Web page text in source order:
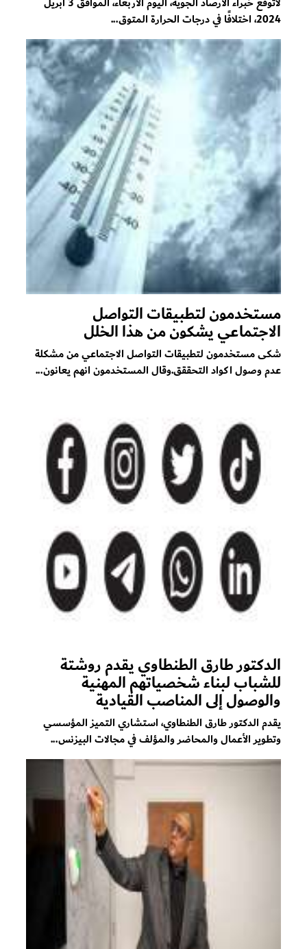
2024، اختلافًا في درجات الحرارة المتوق...
مستخدمون لتطبيقات التواصل
الاجتماعي يشكون من هذا الخلل
شكى مستخدمون لتطبيقات التواصل الاجتماعي من مشكلة
عدم وصول اكواد التحققق.وقال المستخدمون انهم يعانون...
الدكتور طارق الطنطاوي يقدم روشتة
للشباب لبناء شخصياتهم المهنية
والوصول إلى المناصب القيادية
يقدم الدكتور طارق الطنطاوي، استشاري التميز المؤسسي
وتطوير الأعمال والمحاضر والمؤلف في مجالات البيزنس...